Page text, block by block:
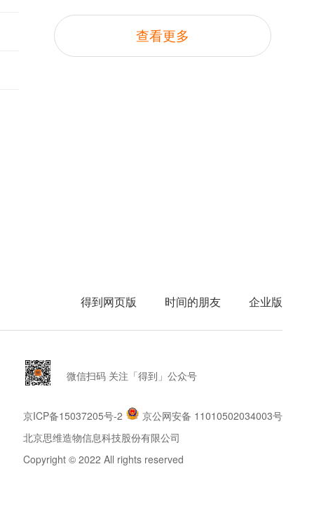
查看更多
得到网页版 时间的朋友 企业版
微信扫码 关注「得到」公众号
京ICP备15037205号-2
京公网安备 11010502034003号
北京思维造物信息科技股份有限公司
Copyright © 2022 All rights reserved